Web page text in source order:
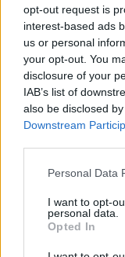
opt-out request is
interest-based ads
us or personal
your opt-out. You
disclosure of your
IAB’s list of
also be disclosed
Downstream
Please note that
not limited to your
grant or deny
use your data for
consent section.
Personal Data
I want to opt-
personal data.
Opted In
Aki nem jutott be
30-án, az
alább, ahol